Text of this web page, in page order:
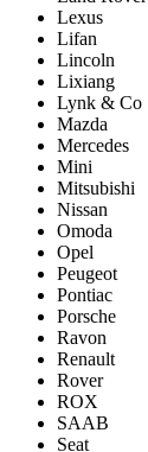
Lexus
Lifan
Lincoln
Lixiang
Lynk & Co
Mazda
Mercedes
Mini
Mitsubishi
Nissan
Omoda
Opel
Peugeot
Pontiac
Porsсhe
Ravon
Renault
Rover
ROX
SAAB
Seat